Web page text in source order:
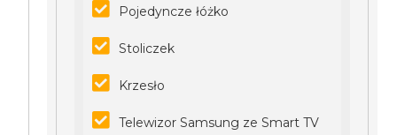
Pojedyncze łóżko
Stoliczek
Krzesło
Telewizor Samsung ze Smart TV